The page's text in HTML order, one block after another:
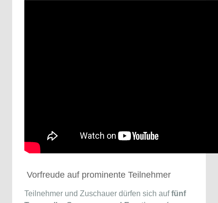
Vorfreude auf prominente Teilnehmer
Teilnehmer und Zuschauer dürfen sich auffünf